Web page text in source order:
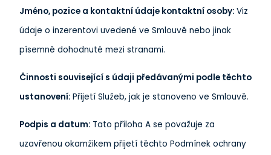
Jméno, pozice a kontaktní údaje kontaktní osoby: Viz
údaje o inzerentovi uvedené ve Smlouvě nebo jinak
písemně dohodnuté mezi stranami.
Činnosti související s údaji předávanými podle těchto
ustanovení: Přijetí Služeb, jak je stanoveno ve Smlouvě.
Podpis a datum: Tato příloha A se považuje za
uzavřenou okamžikem přijetí těchto Podmínek ochrany